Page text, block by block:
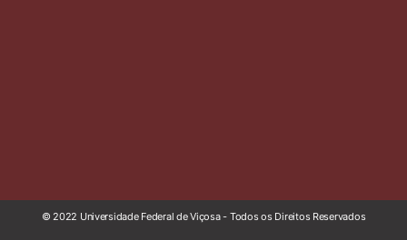
© 2022 Universidade Federal de Viçosa - Todos os Direitos Reservados